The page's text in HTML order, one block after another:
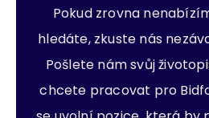
Pokud zrovna
hledáte, zkuste nás
Pošlete nám svůj
chcete pracovat pro